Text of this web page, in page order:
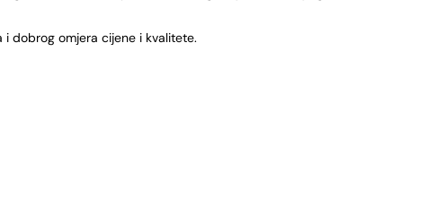
dobrog omjera cijene i kvalitete.